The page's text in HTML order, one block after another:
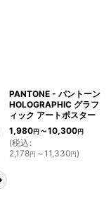
PANTONE - パントーン
HOLOGRAPHIC グラフ
ィック アートポスター
1,980円～10,300円
(税込 :
2,178円 ～11,330円)